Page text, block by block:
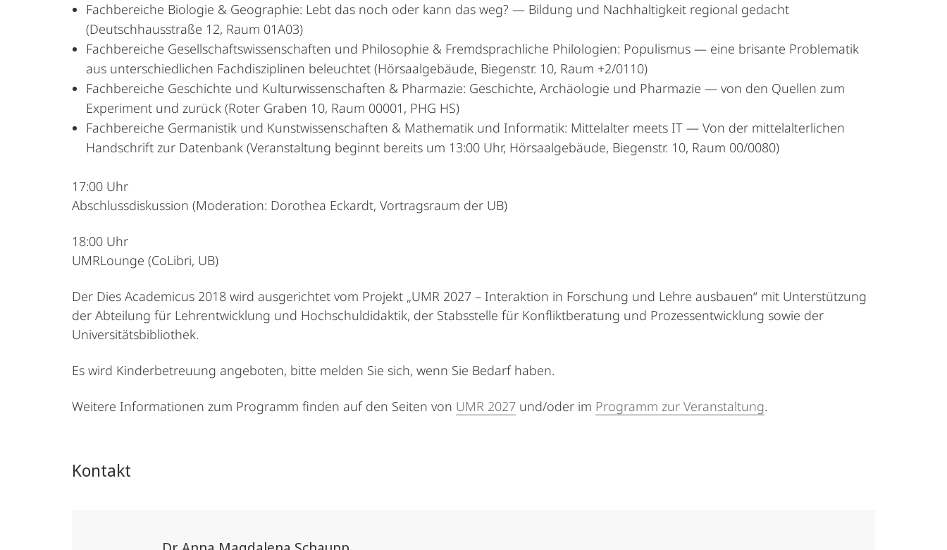
Fachbereiche Biologie & Geographie: Lebt das noch oder kann das weg? — Bildung und Nachhaltigkeit regional gedacht
(Deutschhausstraße 12, Raum 01A03)
Fachbereiche Gesellschaftswissenschaften und Philosophie & Fremdsprachliche Philologien: Populismus — eine brisante Problematik
aus unterschiedlichen Fachdisziplinen beleuchtet (Hörsaalgebäude, Biegenstr. 10, Raum +2/0110)
Fachbereiche Geschichte und Kulturwissenschaften & Pharmazie: Geschichte, Archäologie und Pharmazie — von den Quellen zum
Experiment und zurück (Roter Graben 10, Raum 00001, PHG HS)
Fachbereiche Germanistik und Kunstwissenschaften & Mathematik und Informatik: Mittelalter meets IT — Von der mittelalterlichen
Handschrift zur Datenbank (Veranstaltung beginnt bereits um 13:00 Uhr, Hörsaalgebäude, Biegenstr. 10, Raum 00/0080)
17:00 Uhr
Abschlussdiskussion (Moderation: Dorothea Eckardt, Vortragsraum der UB)
18:00 Uhr
UMRLounge (CoLibri, UB)
Der Dies Academicus 2018 wird ausgerichtet vom Projekt „UMR 2027 – Interaktion in Forschung und Lehre ausbauen“ mit Unterstützung
der Abteilung für Lehrentwicklung und Hochschuldidaktik, der Stabsstelle für Konfliktberatung und Prozessentwicklung sowie der
Universitätsbibliothek.
Es wird Kinderbetreuung angeboten, bitte melden Sie sich, wenn Sie Bedarf haben.
Weitere Informationen zum Programm finden auf den Seiten von UMR 2027 und/oder im Programm zur Veranstaltung.
Kontakt